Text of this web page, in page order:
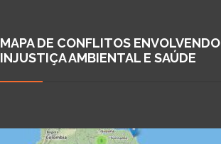
MAPA DE CONFLITOS ENVOLVENDO
INJUSTIÇA AMBIENTAL E SAÚDE